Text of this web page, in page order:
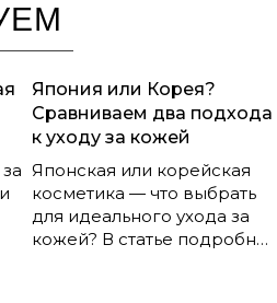
Япония или Корея?
Сравниваем два подхода
к уходу за кожей
Японская или корейская
косметика — что выбрать
для идеального ухода за
кожей? В статье подробно